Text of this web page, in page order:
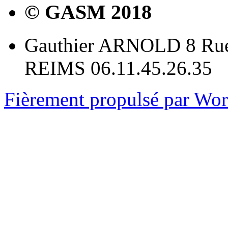
© GASM 2018
Gauthier ARNOLD 8
REIMS 06.11.45.26.35
Fièrement propulsé par